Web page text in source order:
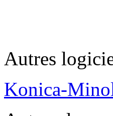
Autres
Konica-